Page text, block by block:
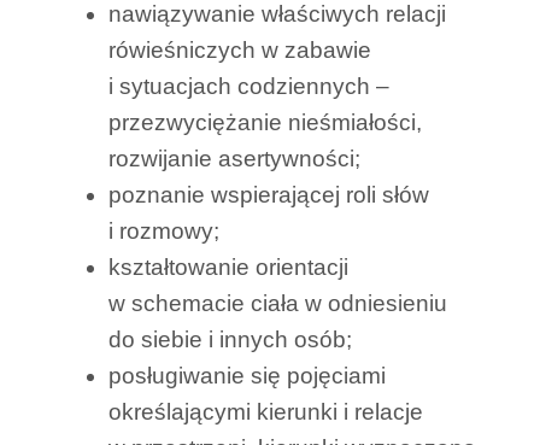
nawiązywanie właściwych relacji
rówieśniczych w zabawie
i sytuacjach codziennych –
przezwyciężanie nieśmiałości,
rozwijanie asertywności;
poznanie wspierającej roli słów
i rozmowy;
kształtowanie orientacji
w schemacie ciała w odniesieniu
do siebie i innych osób;
posługiwanie się pojęciami
określającymi kierunki i relacje